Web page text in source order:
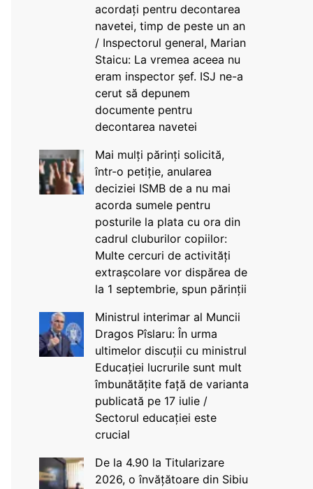
acordați pentru decontarea
navetei, timp de peste un an
/ Inspectorul general, Marian
Staicu: La vremea aceea nu
eram inspector șef. ISJ ne-a
cerut să depunem
documente pentru
decontarea navetei
Mai mulți părinți solicită,
într-o petiție, anularea
deciziei ISMB de a nu mai
acorda sumele pentru
posturile la plata cu ora din
cadrul cluburilor copiilor:
Multe cercuri de activități
extrașcolare vor dispărea de
la 1 septembrie, spun părinții
Ministrul interimar al Muncii
Dragos Pîslaru: În urma
ultimelor discuții cu ministrul
Educației lucrurile sunt mult
îmbunătățite față de varianta
publicată pe 17 iulie /
Sectorul educației este
crucial
De la 4.90 la Titularizare
2026, o învățătoare din Sibiu